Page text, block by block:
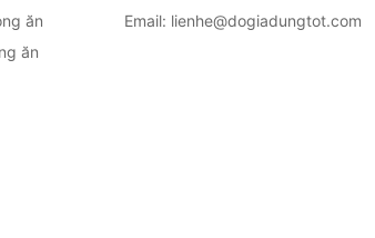
ăn
ăn
Email: lienhe@dogiadungtot.com